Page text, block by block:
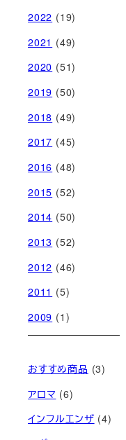
2022 (19)
2021 (49)
2020 (51)
2019 (50)
2018 (49)
2017 (45)
2016 (48)
2015 (52)
2014 (50)
2013 (52)
2012 (46)
2011 (5)
2009 (1)
おすすめ商品 (3)
アロマ (6)
インフルエンザ (4)